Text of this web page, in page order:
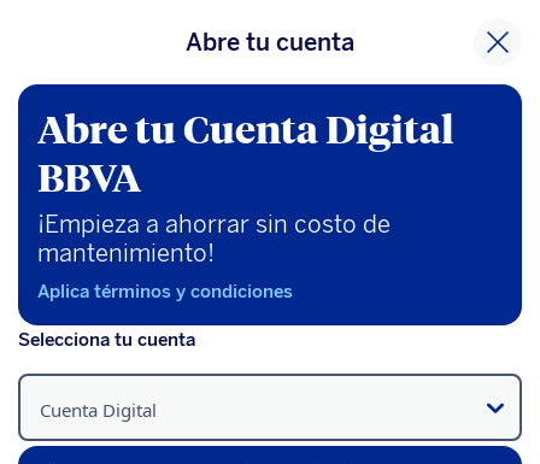
Abre tu cuenta
Abre tu Cuenta Digital
BBVA
¡Empieza a ahorrar sin costo de
mantenimiento!
Aplica términos y condiciones
Selecciona tu cuenta
Cuenta Digital